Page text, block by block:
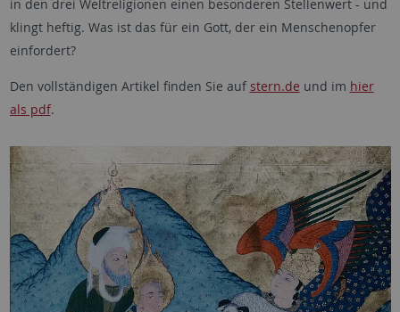
in den drei Weltreligionen einen besonderen Stellenwert - und
klingt heftig. Was ist das für ein Gott, der ein Menschenopfer
einfordert?
Den vollständigen Artikel finden Sie auf stern.de und im hier
als pdf.